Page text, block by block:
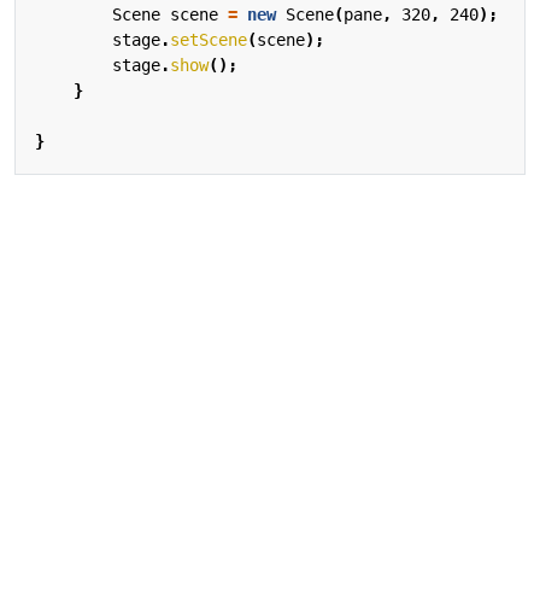
Scene scene = new Scene(pane, 320, 240);
stage.setScene(scene);
stage.show();
}
}